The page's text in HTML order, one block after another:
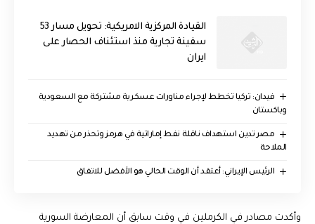
القيادة المركزية الامريكية: تحويل مسار 53
سفينة تجارية منذ استئناف الحصار على
ايران
فيدان: تركيا تخطط لإجراء مناورات عسكرية مشتركة مع السعودية
وباكستان
مصر تدين استهداف ناقلة نفط إماراتية في هرمز وتحذر من تهديد
الملاحة
الرئيس الإيراني: أعتقد أن الوقت الحالي هو الأفضل للاتفاق
وأكدت مصادر في الكرملين في وقت سابق أن المعارضة السورية